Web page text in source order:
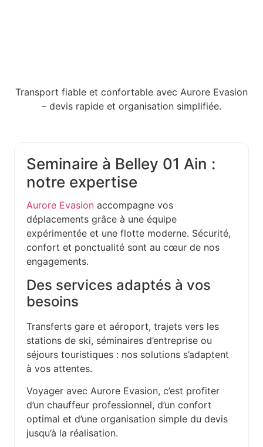
Transport fiable et confortable avec Aurore Evasion
– devis rapide et organisation simplifiée.
Seminaire à Belley 01 Ain :
notre expertise
Aurore Evasion accompagne vos
déplacements grâce à une équipe
expérimentée et une flotte moderne. Sécurité,
confort et ponctualité sont au cœur de nos
engagements.
Des services adaptés à vos
besoins
Transferts gare et aéroport, trajets vers les
stations de ski, séminaires d’entreprise ou
séjours touristiques : nos solutions s’adaptent
à vos attentes.
Voyager avec Aurore Evasion, c’est profiter
d’un chauffeur professionnel, d’un confort
optimal et d’une organisation simple du devis
jusqu’à la réalisation.